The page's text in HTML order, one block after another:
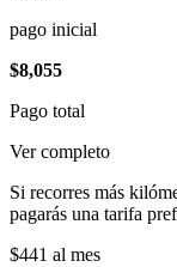
pago inicial
$8,055
Pago total
Ver completo
Si recorres más
pagarás una tarifa
$441 al mes